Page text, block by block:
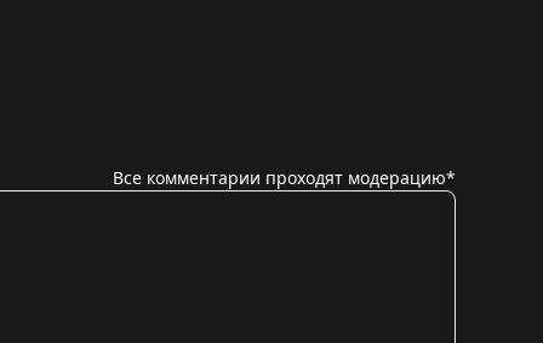
Все комментарии проходят модерацию*